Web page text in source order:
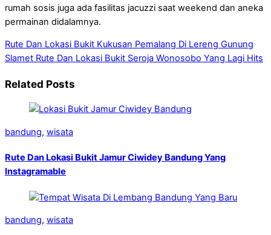
rumah sosis juga ada fasilitas jacuzzi saat weekend dan aneka
permainan didalamnya.
Rute Dan Lokasi Bukit Kukusan Pemalang Di Lereng Gunung
Slamet Rute Dan Lokasi Bukit Seroja Wonosobo Yang Lagi Hits
Related Posts
bandung, wisata
Rute Dan Lokasi Bukit Jamur Ciwidey Bandung Yang
Instagramable
bandung, wisata